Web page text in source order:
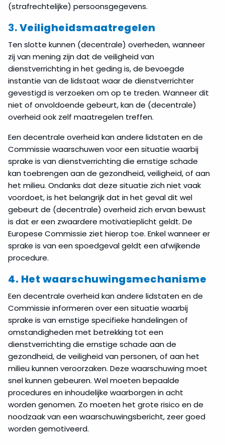
(strafrechtelijke) persoonsgegevens.
3.Veiligheidsmaatregelen
Ten slotte kunnen (decentrale) overheden, wanneer
zij van mening zijn dat de veiligheid van
dienstverrichting in het geding is, de bevoegde
instantie van de lidstaat waar de dienstverrichter
gevestigd is verzoeken om op te treden. Wanneer dit
niet of onvoldoende gebeurt, kan de (decentrale)
overheid ook zelf maatregelen treffen.
Een decentrale overheid kan andere lidstaten en de
Commissie waarschuwen voor een situatie waarbij
sprake is van dienstverrichting die ernstige schade
kan toebrengen aan de gezondheid, veiligheid, of aan
het milieu. Ondanks dat deze situatie zich niet vaak
voordoet, is het belangrijk dat in het geval dit wel
gebeurt de (decentrale) overheid zich ervan bewust
is dat er een zwaardere motivatieplicht geldt. De
Europese Commissie ziet hierop toe. Enkel wanneer er
sprake is van een spoedgeval geldt een afwijkende
procedure.
4. Het waarschuwingsmechanisme
Een decentrale overheid kan andere lidstaten en de
Commissie informeren over een situatie waarbij
sprake is van ernstige specifieke handelingen of
omstandigheden met betrekking tot een
dienstverrichting die ernstige schade aan de
gezondheid, de veiligheid van personen, of aan het
milieu kunnen veroorzaken. Deze waarschuwing moet
snel kunnen gebeuren. Wel moeten bepaalde
procedures en inhoudelijke waarborgen in acht
worden genomen. Zo moeten het grote risico en de
noodzaak van een waarschuwingsbericht, zeer goed
worden gemotiveerd.